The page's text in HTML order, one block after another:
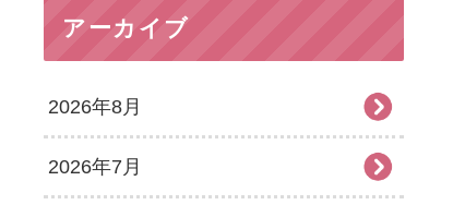
アーカイブ
2026年8月
2026年7月